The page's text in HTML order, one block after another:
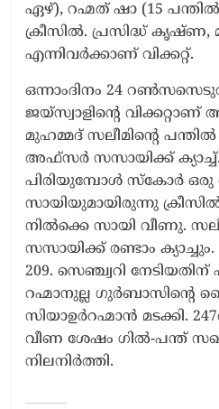
ഏഴ്), റഹ്മത് ഷാ (15
ക്രീസിൽ. പ്രസിദ്ധ്
എന്നിവർക്കാണ് വിക്കറ്റ്.
ഒന്നാംദിനം 24
ജയ്സ്വാളിന്റെ വിക്കറ്റാണ്
മുഹമ്മദ് സലീമിന്റെ പന്തിൽ
അഫ്സർ സസായിക്ക്
പിരിയുമ്പോൾ സ്കോർ ഒരു
സായിയുമായിരുന്നു
നിൽക്കെ സായി വീണു.
സസായിക്ക് രണ്ടാം
209. സെഞ്ച്വറി
റഹ്മാനുല്ല ഗുർബാസിന്റെ
സിയാഉർറഹ്മാൻ മടക്കി.
വീണ ശേഷം ഗിൽ-പന്ത്
നിലനിർത്തി.